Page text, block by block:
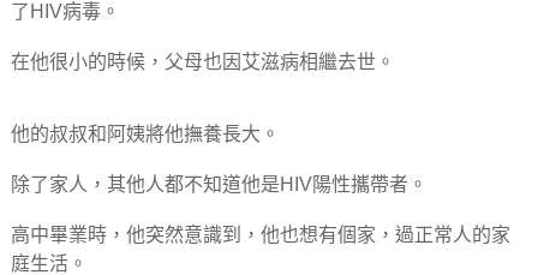
了HIV病毒。
在他很小的時候，父母也因艾滋病相繼去世。
他的叔叔和阿姨將他撫養長大。
除了家人，其他人都不知道他是HIV陽性攜帶者。
高中畢業時，他突然意識到，他也想有個家，過正常人的家
庭生活。